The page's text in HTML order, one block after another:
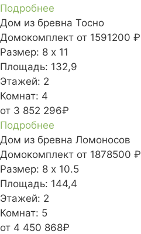
Подробнее
Дом из бревна Тосно
Домокомплект от 1591200 ₽
Размер: 8 х 11
Площадь: 132,9
Этажей: 2
Комнат: 4
от 3 852 296₽
Подробнее
Дом из бревна Ломоносов
Домокомплект от 1878500 ₽
Размер: 8 х 10.5
Площадь: 144,4
Этажей: 2
Комнат: 5
от 4 450 868₽